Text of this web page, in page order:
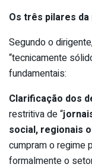
Os três pilares
Segundo o
“tecnicamente
fundamentais:
Clarificação dos
restritiva de “
social, regionais
cumpram o regime
formalmente o